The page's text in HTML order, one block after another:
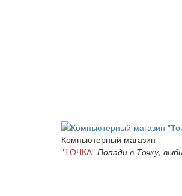
Компьютерный магазин
"TОЧКА" Попади в Точку,